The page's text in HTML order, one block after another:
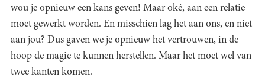
wou je opnieuw een kans geven! Maar oké, aan een relatie
moet gewerkt worden. En misschien lag het aan ons, en niet
aan jou? Dus gaven we je opnieuw het vertrouwen, in de
hoop de magie te kunnen herstellen. Maar het moet wel van
twee kanten komen.